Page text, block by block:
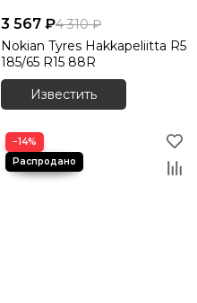
3 567 ₽4 310 ₽
Nokian Tyres Hakkapeliitta R5
185/65 R15 88R
Известить
−14%